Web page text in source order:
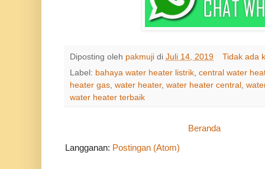
Diposting oleh pakmuji di Juli 14, 2019
Tidak ada
Label: bahaya water heater listrik central water
heater gas water heater, water heater central
water heater terbaik
Beranda
Langganan: Postingan (Atom)